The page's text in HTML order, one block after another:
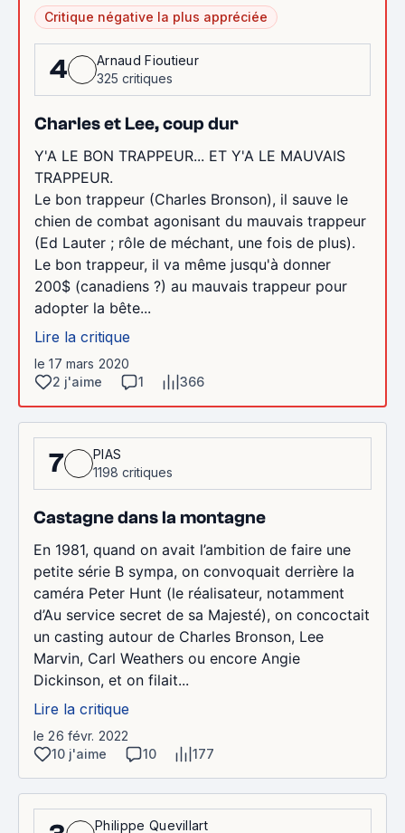
Critique négative la plus appréciée
4
Arnaud Fioutieur
325 critiques
Charles et Lee, coup dur
Y'A LE BON TRAPPEUR... ET Y'A LE MAUVAIS
TRAPPEUR.
Le bon trappeur (Charles Bronson), il sauve le
chien de combat agonisant du mauvais trappeur
(Ed Lauter ; rôle de méchant, une fois de plus).
Le bon trappeur, il va même jusqu'à donner
200$ (canadiens ?) au mauvais trappeur pour
adopter la bête...
Lire la critique
le 17 mars 2020
2 j'aime
1 366
7
PIAS
1198 critiques
Castagne dans la montagne
En 1981, quand on avait l’ambition de faire une
petite série B sympa, on convoquait derrière la
caméra Peter Hunt (le réalisateur, notamment
d’Au service secret de sa Majesté), on concoctait
un casting autour de Charles Bronson, Lee
Marvin, Carl Weathers ou encore Angie
Dickinson, et on filait...
Lire la critique
le 26 févr. 2022
10 j'aime
10 177
Philippe Quevillart